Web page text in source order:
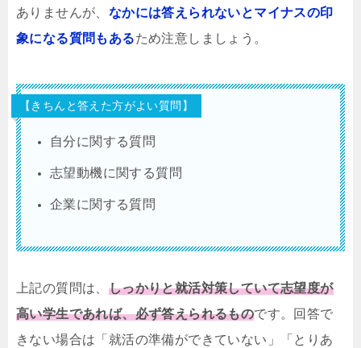
ありませんが、 なかには答えられないとマイナスの印
象になる質問もあるため注意しましょう。
【きちんと答えた方がよい質問】
自分に関する質問
志望動機に関する質問
企業に関する質問
上記の質問は、 しっかりと就活対策していて志望度が
高い学生であれば、必ず答えられるものです。回答で
きない場合は「就活の準備ができていない」「とりあ